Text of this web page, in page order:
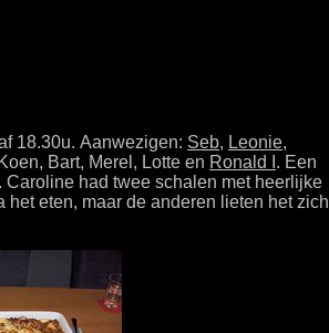
18.30u. Aanwezigen: Seb, Leonie,
Bart, Merel, Lotte en Ronald I . Een
. Caroline had twee schalen met heerlijke
eten, maar de anderen lieten het zich